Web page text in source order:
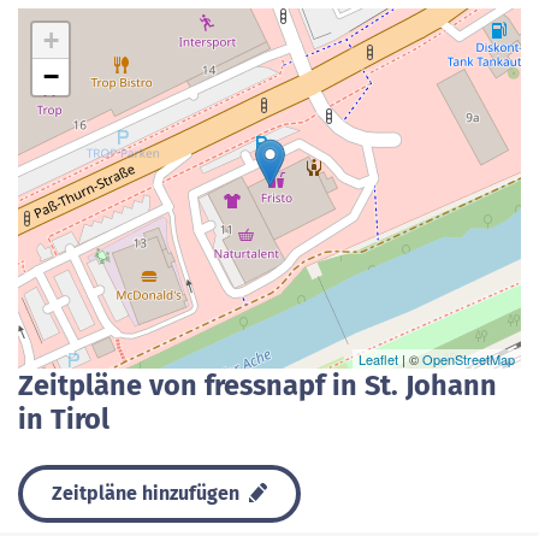
+
−
Leaflet | ©OpenStreetMap
Zeitpläne von fressnapf in St. Johann
in Tirol
Zeitpläne hinzufügen